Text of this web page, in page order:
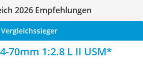
2026 Empfehlungen
Vergleichssieger
70mm 1:2.8 L II USM